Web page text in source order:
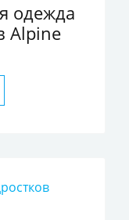
одежда
Alpine